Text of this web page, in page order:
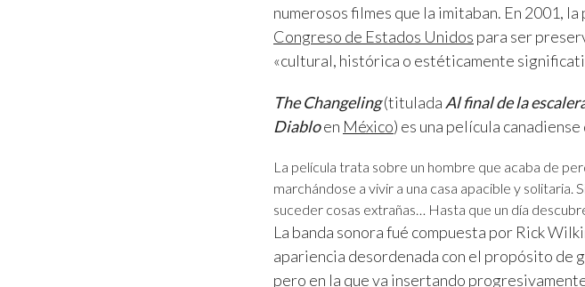
numerosos filmes que la imitaban. En 2001,
Congreso de Estados Unidos para ser
«cultural, histórica o estéticamente
The Changeling(titulada Al final de la
Diabloen México) es una película
La película trata sobre un hombre que acaba de
marchándose a vivir a una casa apacible y
suceder cosas extrañas… Hasta que un día
La banda sonora fué compuesta por Rick
apariencia desordenada con el propósito de
pero en la que va insertando